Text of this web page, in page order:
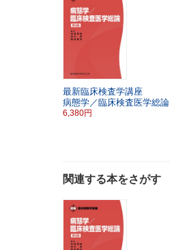
最新臨床検査学講座
病態学／臨床検査医学総論
6,380円
関連する本をさがす